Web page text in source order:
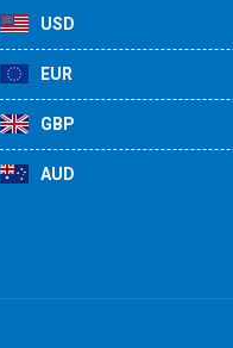
USD
EUR
GBP
AUD